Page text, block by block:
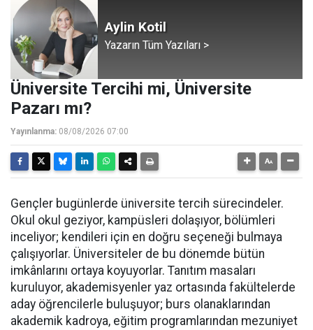
Aylin Kotil
Yazarın Tüm Yazıları >
Üniversite Tercihi mi, Üniversite
Pazarı mı?
Yayınlanma: 08/08/2026 07:00
Gençler bugünlerde üniversite tercih sürecindeler.
Okul okul geziyor, kampüsleri dolaşıyor, bölümleri
inceliyor; kendileri için en doğru seçeneği bulmaya
çalışıyorlar. Üniversiteler de bu dönemde bütün
imkânlarını ortaya koyuyorlar. Tanıtım masaları
kuruluyor, akademisyenler yaz ortasında fakültelerde
aday öğrencilerle buluşuyor; burs olanaklarından
akademik kadroya, eğitim programlarından mezuniyet